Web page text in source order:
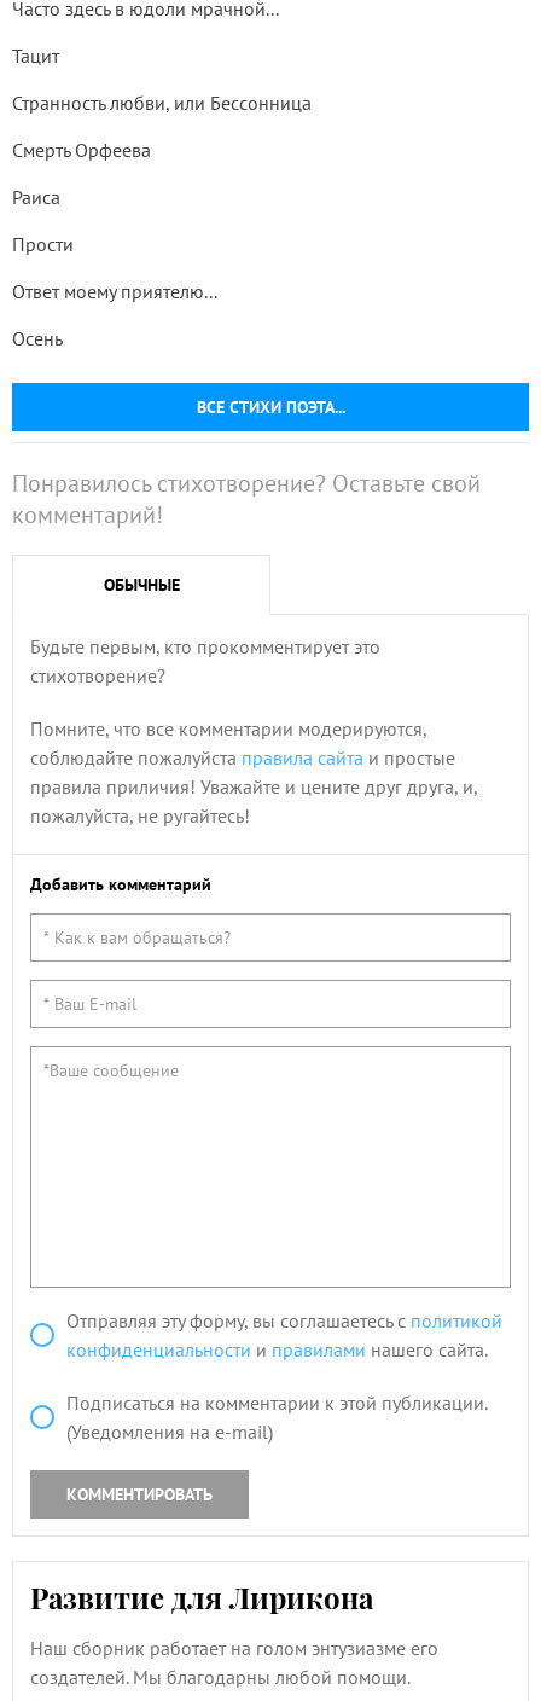
ВСЕ СТИХИ ПОЭТА...
Часто здесь в юдоли мрачной...
Тацит
Странность любви, или Бессонница
Смерть Орфеева
Раиса
Прости
Ответ моему приятелю...
Осень
Понравилось стихотворение? Оставьте свой
комментарий!
ОБЫЧНЫЕ
Будьте первым, кто прокомментирует это
стихотворение?
Помните, что все комментарии модерируются,
соблюдайте пожалуйста правила сайта и простые
правила приличия! Уважайте и цените друг друга, и,
пожалуйста, не ругайтесь!
Добавить комментарий
Отправляя эту форму, вы соглашаетесь с политикой
конфиденциальности и правилами нашего сайта.
Подписаться на комментарии к этой публикации.
(Уведомления на e-mail)
КОММЕНТИРОВАТЬ
Развитие для Лирикона
Наш сборник работает на голом энтузиазме его
создателей. Мы благодарны любой помощи.